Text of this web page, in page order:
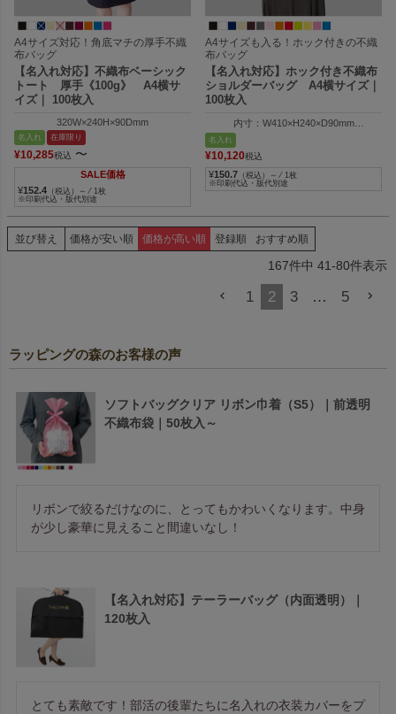
A4サイズ対応！角底マチの厚手不織
布バッグ
【名入れ対応】不織布ベーシック
トート 厚手《100g》 A4横サ
イズ｜ 100枚入
320W×240H×90Dmm
名入れ 在庫限り
¥10,285税込 〜
SALE価格
¥152.4 （税込）～ ⁄ 1枚
※印刷代込・版代別途
A4サイズも入る！ホック付きの不織
布バッグ
【名入れ対応】ホック付き不織布
ショルダーバッグ A4横サイズ｜
100枚入
内寸：W410×H240×D90mm
外寸：W320×H240×D90mm
名入れ
¥10,120税込
¥150.7 （税込）～ ⁄ 1枚
※印刷代込・版代別途
並び替え 価格が安い順 価格が高い順 登録順 おすすめ順
167件中 41-80件表示
1 2 3 … 5
ラッピングの森のお客様の声
ソフトバッグクリア リボン巾着（S5）｜前透明
不織布袋｜50枚入～
リボンで絞るだけなのに、とってもかわいくなります。中身
が少し豪華に見えること間違いなし！
【名入れ対応】テーラーバッグ（内面透明）｜
120枚入
とても素敵です！部活の後輩たちに名入れの衣装カバーをプ